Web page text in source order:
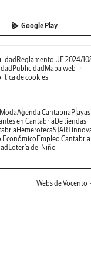
Google Play
Reglamento UE 2024/
PublicidadMapa web
de cookies
Agenda CantabriaPlayas
en CantabriaDe tiendas
Hemeroteca
EconómicoEmpleo Cantabria
Lotería del Niño
Webs de Vocento